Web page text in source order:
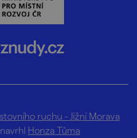
ruchu - Jižní Morava
Honza Tůma